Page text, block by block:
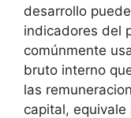
desarrollo
indicadores del
comúnmente
bruto interno
las
capital,